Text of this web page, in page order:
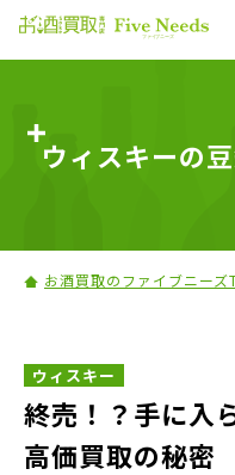
ウィスキーの
お酒買取のファイブニーズ
ウィスキー
終売！？手に入
高価買取の秘密